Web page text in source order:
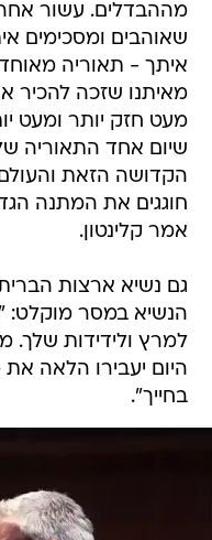
מההבדלים. עשור
שאוהבים ומסכימים
איתך - תאוריה
מאיתנו שזכה להכיר
מעט חזק יותר ומעט
שיום אחד התאוריה
הקדושה הזאת והעולם
חוגגים את המתנה
אמר קלינטון.
גם נשיא ארצות
הנשיא במסר מוקלט:
למרץ ולידידות שלך.
היום יעבירו הלאה
בחייך".